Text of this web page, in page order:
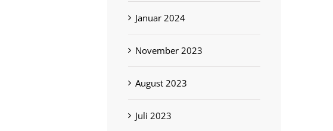
Januar 2024
November 2023
August 2023
Juli 2023